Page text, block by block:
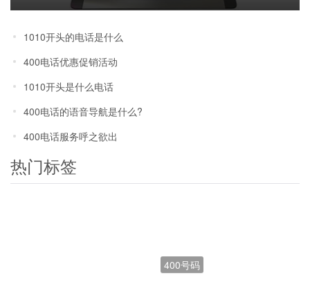
1010开头的电话是什么
400电话优惠促销活动
1010开头是什么电话
400电话的语音导航是什么?
400电话服务呼之欲出
热门标签